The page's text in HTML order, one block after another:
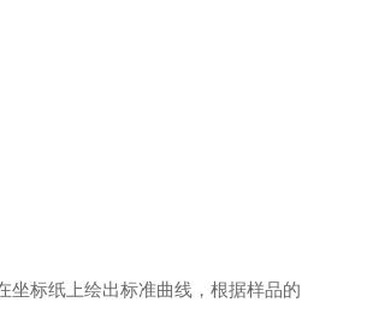
坐标纸上绘出标准曲线，根据样品的